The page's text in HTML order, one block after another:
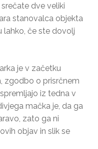
dve veliki
stanovalca objekta
lahko, če ste dovolj
je v začetku
zgodbo o prisrčnem
iz tedna v
mačka je, da ga
zato ga ni
objav in slik se